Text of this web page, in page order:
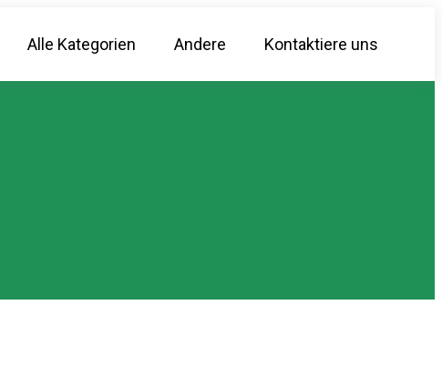
Alle Kategorien Andere Kontaktiere uns